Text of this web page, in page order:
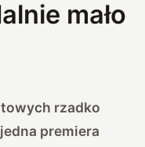
mało
rzadko
premiera